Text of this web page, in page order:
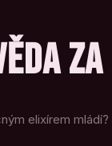
elixírem mládí?